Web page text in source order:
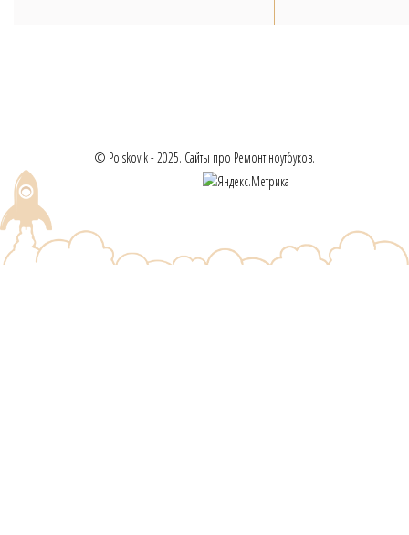
© Poiskovik - 2025. Сайты про Ремонт ноутбуков.